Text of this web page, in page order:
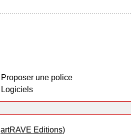
Proposer une police
Logiciels
artRAVE Editions)